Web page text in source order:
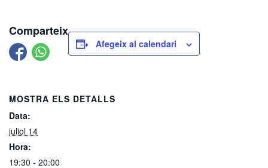
Comparteix
Afegeix al calendari
MOSTRA ELS DETALLS
Data:
juliol 14
Hora:
19:30 - 20:00